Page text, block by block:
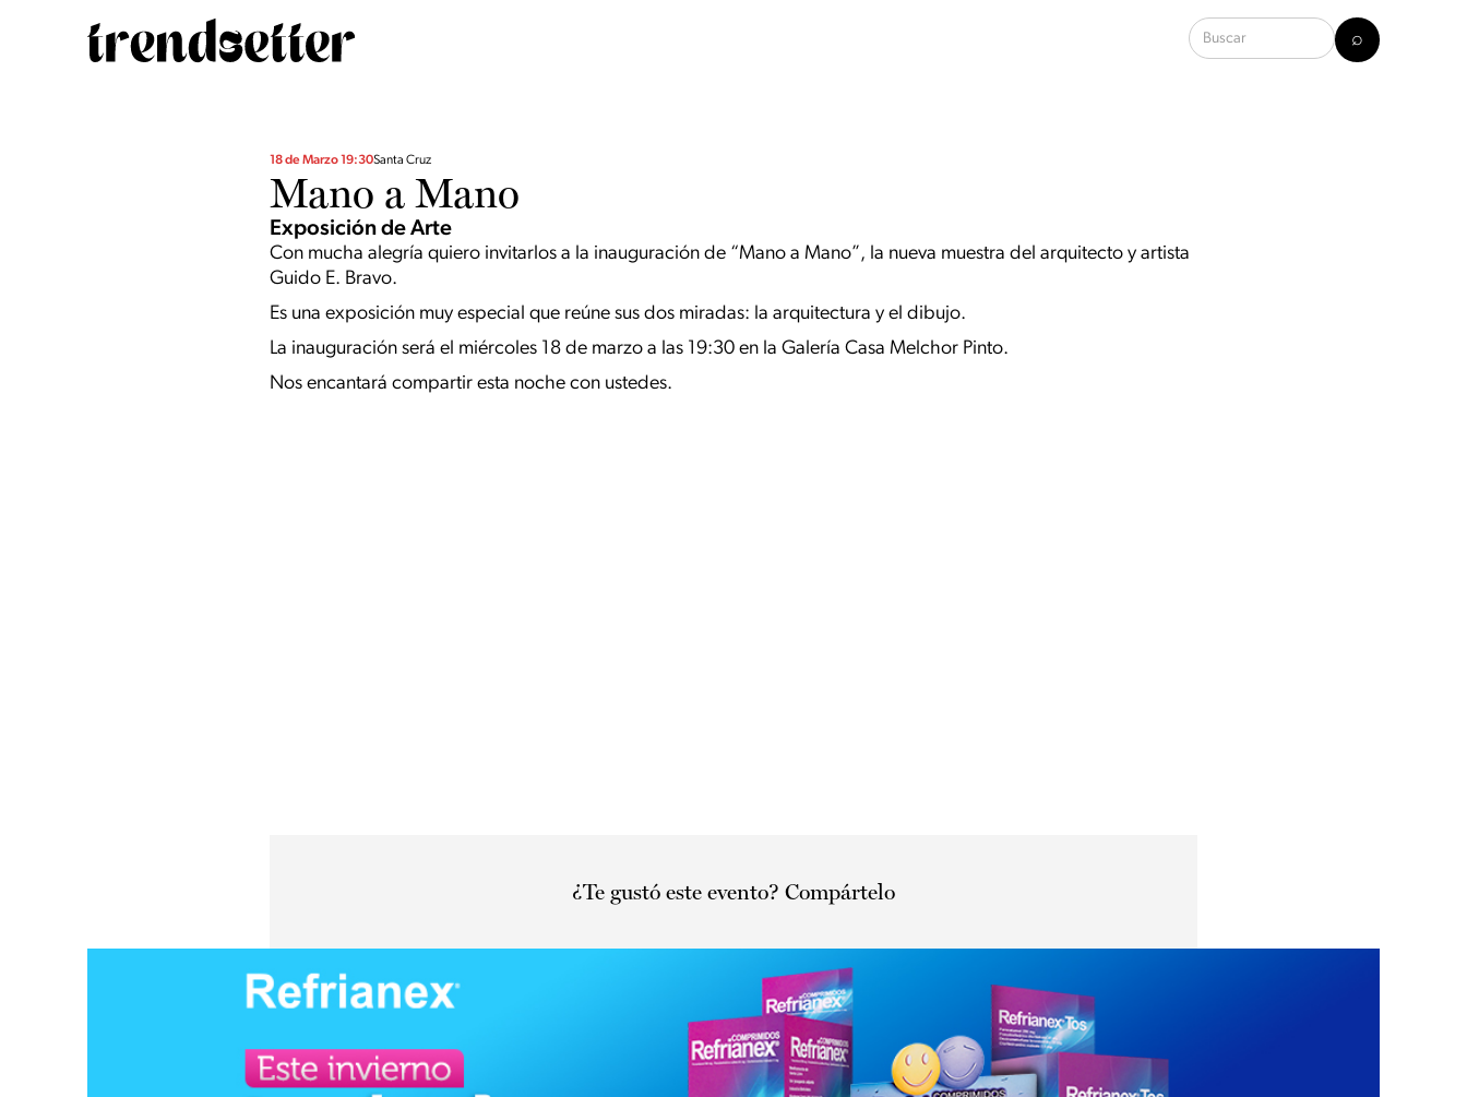
18 de Marzo 19:30Santa Cruz
Mano a Mano
Exposición de Arte
Con mucha alegría quiero invitarlos a la inauguración de “Mano a Mano”, la nueva muestra del arquitecto y artista
Guido E. Bravo.
Es una exposición muy especial que reúne sus dos miradas: la arquitectura y el dibujo.
La inauguración será el miércoles 18 de marzo a las 19:30 en la Galería Casa Melchor Pinto.
Nos encantará compartir esta noche con ustedes.
¿Te gustó este evento? Compártelo